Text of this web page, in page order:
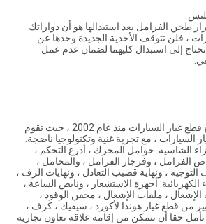
طحن الفرامل بعد استبدالها هو أن دواراتك
، فلن تتوقف الأحذية الجديدة وحدها عن
إلى استبدال كليهما لضمان عدم عمل
تتخصص شركتنا في إنتاج قطع غيار السيارات منذ عام 2002 ، حيث تقوم
السيارات ، مع تجربة غنية وتكنولوجيا ناضجة.
الشاسيه: حوامل المحرك ، أذرع التحكم ،
الفرامل ، وفرجار الفرامل ، والمحامل ،
، ونهاية قضيب التعادل ، ونهايات الرف ،
أجهزة الاستشعار ، ونابض الساعة ،
الإشعال ، ملفات الإشعال ، محقن الوقود ،
من قطع غيار هوندا لأكورد ، سيفيك ، كرف ،
حقا أن نتمكن من إقامة علاقة تعاون تجارية